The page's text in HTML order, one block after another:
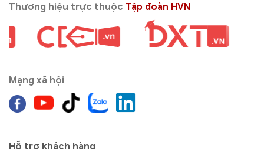
Thương hiệu trực thuộc Tập đoàn HVN
Mạng xã hội
Hỗ trợ khách hàng